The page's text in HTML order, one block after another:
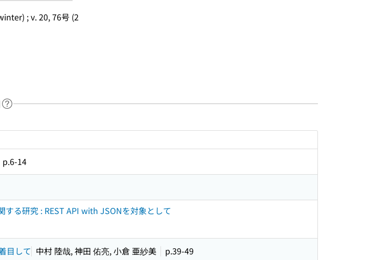
; v. 20, 76号 (2
Link to Help Page
of contents
p.6-14
る研究 : REST API with JSONを対象として
目して 中村 陸哉, 神田 佑亮, 小倉 亜紗美 p.39-49